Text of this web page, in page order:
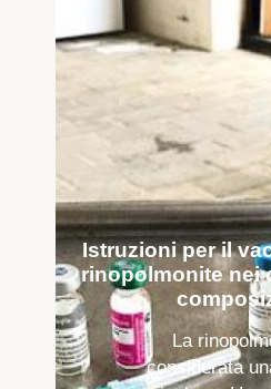
Istruzioni per il
rinopolmonite nei
La
considerata